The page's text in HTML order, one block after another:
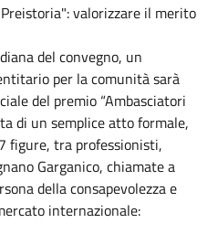
valorizzare il merito
del convegno, un
per la comunità sarà
del premio “Ambasciatori
di un semplice atto formale,
figure, tra professionisti,
Garganico, chiamate a
della consapevolezza e
internazionale: